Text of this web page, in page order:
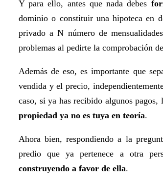
Y para ello, antes que nada debes
dominio o constituir una hipoteca en
privado a N número de
problemas al pedirte la comprobación
Además de eso, es importante que
vendida y el precio,
caso, si ya has recibido algunos
propiedad ya no es tuya en teoría.
Ahora bien, respondiendo a la
predio que ya pertenece a otra
construyendo a favor de ella.